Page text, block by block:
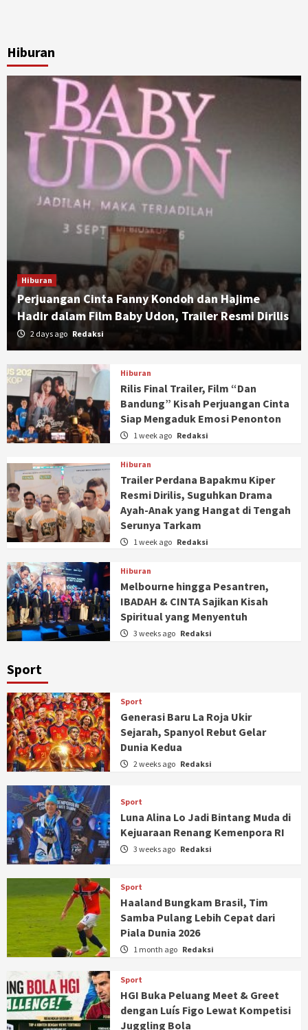
Hiburan
Hiburan
Perjuangan Cinta Fanny Kondoh dan Hajime
Hadir dalam Film Baby Udon, Trailer Resmi Dirilis
2 days ago Redaksi
Hiburan
Rilis Final Trailer, Film “Dan
Bandung” Kisah Perjuangan Cinta
Siap Mengaduk Emosi Penonton
1 week ago Redaksi
Hiburan
Trailer Perdana Bapakmu Kiper
Resmi Dirilis, Suguhkan Drama
Ayah-Anak yang Hangat di Tengah
Serunya Tarkam
1 week ago Redaksi
Hiburan
Melbourne hingga Pesantren,
IBADAH & CINTA Sajikan Kisah
Spiritual yang Menyentuh
3 weeks ago Redaksi
Sport
Sport
Generasi Baru La Roja Ukir
Sejarah, Spanyol Rebut Gelar
Dunia Kedua
2 weeks ago Redaksi
Sport
Luna Alina Lo Jadi Bintang Muda di
Kejuaraan Renang Kemenpora RI
3 weeks ago Redaksi
Sport
Haaland Bungkam Brasil, Tim
Samba Pulang Lebih Cepat dari
Piala Dunia 2026
1 month ago Redaksi
Sport
HGI Buka Peluang Meet & Greet
dengan Luís Figo Lewat Kompetisi
Juggling Bola